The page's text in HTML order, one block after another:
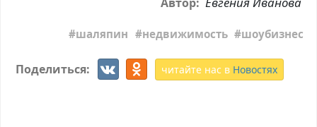
шаляпин недвижимость шоубизнес
Поделиться: читайте нас в Новостях